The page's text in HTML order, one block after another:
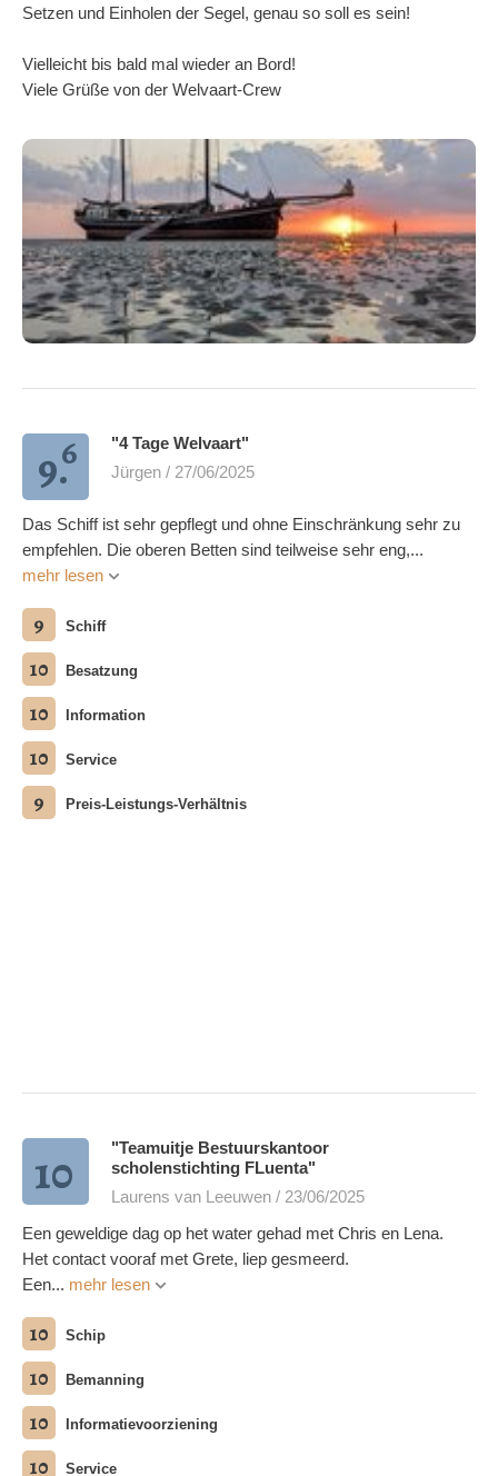
Setzen und Einholen der Segel, genau so soll es sein!
Vielleicht bis bald mal wieder an Bord!
Viele Grüße von der Welvaart-Crew
9.6
"4 Tage Welvaart"
Jürgen / 27/06/2025
Das Schiff ist sehr gepflegt und ohne Einschränkung sehr zu
empfehlen. Die oberen Betten sind teilweise sehr eng,...
mehr lesen
9 Schiff
10 Besatzung
10 Information
10 Service
9 Preis-Leistungs-Verhältnis
10
"Teamuitje Bestuurskantoor
scholenstichting FLuenta"
Laurens van Leeuwen / 23/06/2025
Een geweldige dag op het water gehad met Chris en Lena.
Het contact vooraf met Grete, liep gesmeerd.
Een... mehr lesen
10 Schip
10 Bemanning
10 Informatievoorziening
10 Service